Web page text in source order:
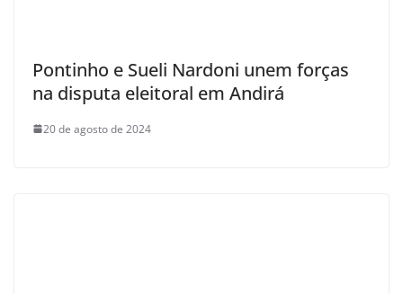
Pontinho e Sueli Nardoni unem forças
na disputa eleitoral em Andirá
20 de agosto de 2024